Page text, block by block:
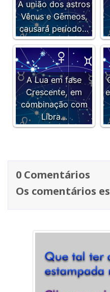
A união dos astros
Vênus e Gêmeos,
causará período…
A Lua em fase
Crescente, em
combinação com
Libra…
0 Comentários
Os comentários